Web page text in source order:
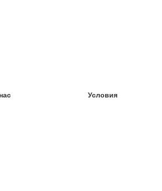
Условия